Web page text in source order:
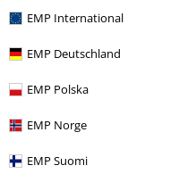
EMP International
EMP Deutschland
EMP Polska
EMP Norge
EMP Suomi
Kommentar jetzt abschicken!
Neues Lieblingsteil
liebe sie!